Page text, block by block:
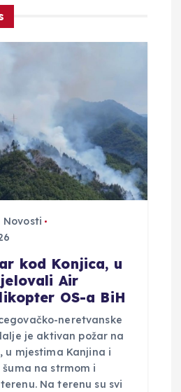
Novosti
kod Konjica, u
Air
OS-a BiH
neretvanske
je aktivan požar na
u mjestima Kanjina i
na strmom i
Na terenu su svi